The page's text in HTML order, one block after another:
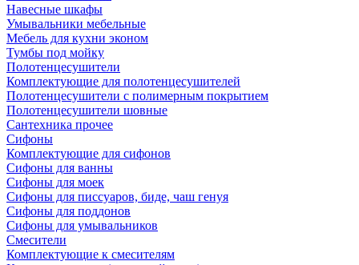
Навесные шкафы
Умывальники мебельные
Мебель для кухни эконом
Тумбы под мойку
Полотенцесушители
Комплектующие для полотенцесушителей
Полотенцесушители с полимерным покрытием
Полотенцесушители шовные
Сантехника прочее
Сифоны
Комплектующие для сифонов
Сифоны для ванны
Сифоны для моек
Сифоны для писсуаров, биде, чаш генуя
Сифоны для поддонов
Сифоны для умывальников
Смесители
Комплектующие к смесителям